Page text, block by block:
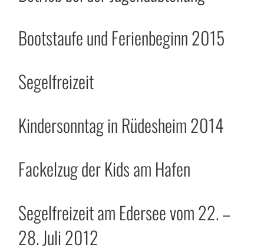
Bootstaufe und Ferienbeginn 2015
Segelfreizeit
Kindersonntag in Rüdesheim 2014
Fackelzug der Kids am Hafen
Segelfreizeit am Edersee vom 22. –
28. Juli 2012